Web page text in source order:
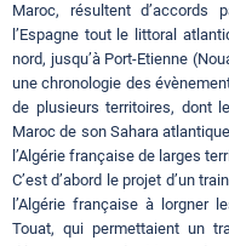
Maroc, résultent d’accords
l’Espagne tout le littoral
nord, jusqu’à Port-Etienne
une chronologie des
de plusieurs territoires, dont
Maroc de son Sahara
l’Algérie française de larges
C’est d’abord le projet d’un
l’Algérie française à lorgner
Touat, qui permettaient un